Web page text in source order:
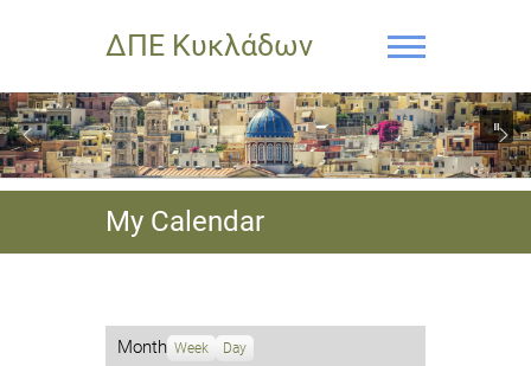
ΔΠΕ Κυκλάδων
My Calendar
Month Week Day